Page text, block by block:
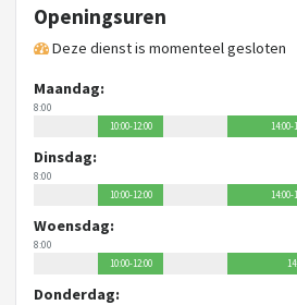
Openingsuren
Deze dienst is momenteel gesloten
Maandag:
8:00
10:00-12:00 14:00-
Dinsdag:
8:00
10:00-12:00 14:00-
Woensdag:
8:00
10:00-12:00
Donderdag: